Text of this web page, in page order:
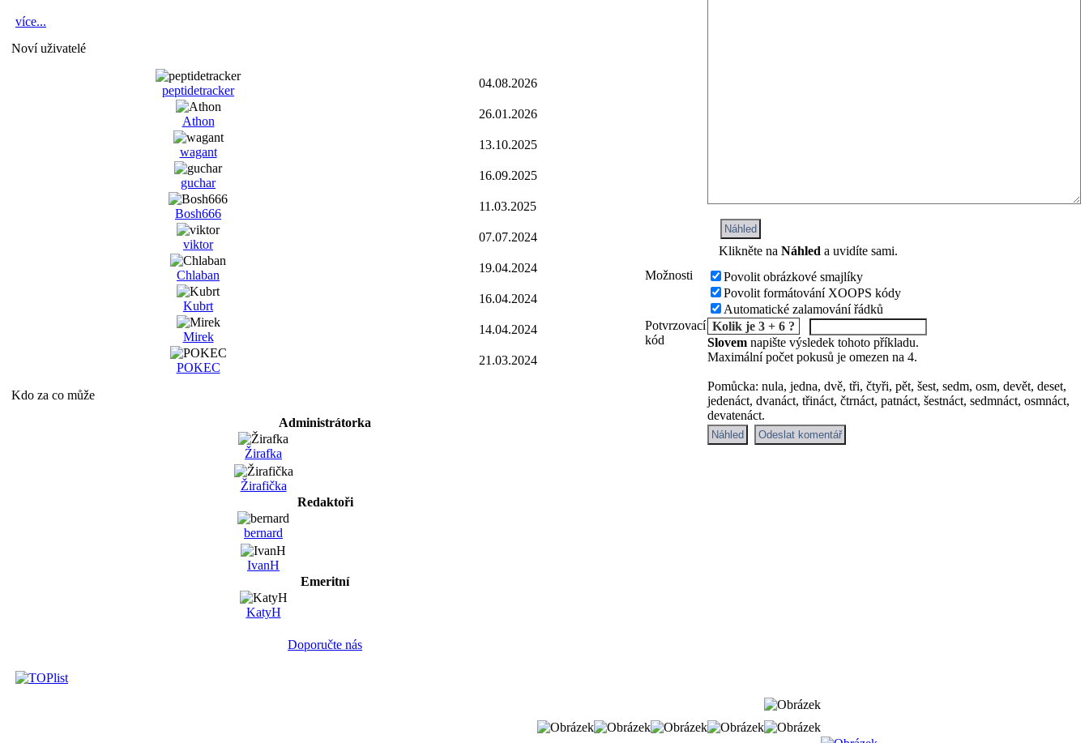
více...
Noví uživatelé
peptidetracker
04.08.2026
Athon
26.01.2026
wagant
13.10.2025
guchar
16.09.2025
Bosh666
11.03.2025
viktor
07.07.2024
Chlaban
19.04.2024
Kubrt
16.04.2024
Mirek
14.04.2024
POKEC
21.03.2024
Kdo za co může
Administrátorka
Žirafka
Žirafička
Redaktoři
bernard
IvanH
Emeritní
KatyH
Doporučte nás
Náhled
Klikněte na Náhled a uvidíte sami.
Možnosti
Povolit obrázkové smajlíky
Povolit formátování XOOPS kódy
Automatické zalamování řádků
Potvrzovací
kód
Kolik je 3 + 6 ?
Slovem napište výsledek tohoto příkladu.
Maximální počet pokusů je omezen na 4.
Pomůcka: nula, jedna, dvě, tři, čtyři, pět, šest, sedm, osm, devět, deset,
jedenáct, dvanáct, třináct, čtrnáct, patnáct, šestnáct, sedmnáct, osmnáct,
devatenáct.